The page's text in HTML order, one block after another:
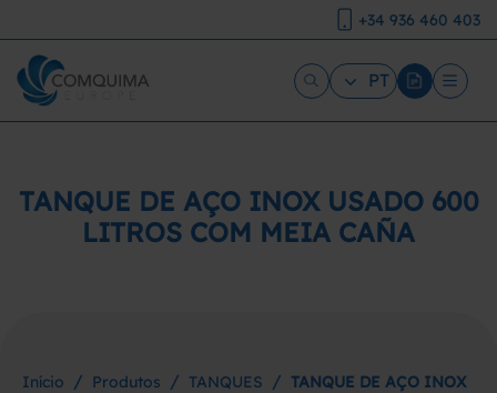
+34 936 460 403
PT
TANQUE DE AÇO INOX USADO 600
LITROS COM MEIA CAÑA
Início / Produtos / TANQUES / TANQUE DE AÇO INOX